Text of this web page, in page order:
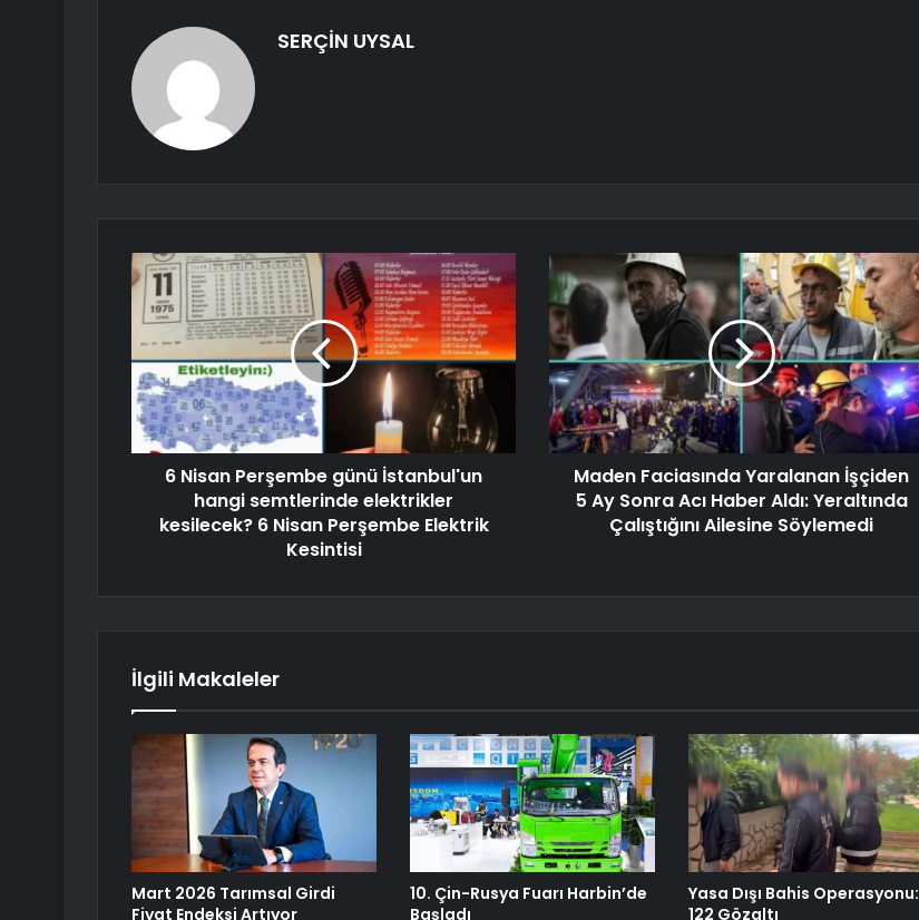
SERÇİN UYSAL
6 Nisan Perşembe günü İstanbul'un
hangi semtlerinde elektrikler
kesilecek? 6 Nisan Perşembe Elektrik
Kesintisi
Maden Faciasında Yaralanan İşçiden
5 Ay Sonra Acı Haber Aldı: Yeraltında
Çalıştığını Ailesine Söylemedi
İlgili Makaleler
Mart 2026 Tarımsal Girdi
Fiyat Endeksi Artıyor
10. Çin-Rusya Fuarı Harbin’de
Başladı
Yasa Dışı Bahis Operasyonu:
122 Gözaltı